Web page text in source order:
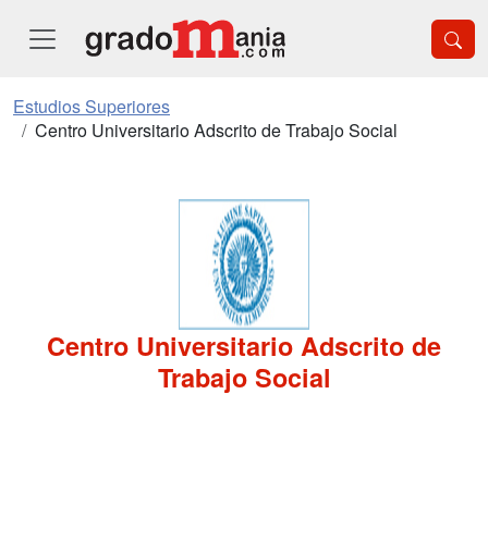
Estudios Superiores
Centro Universitario Adscrito de Trabajo Social
Centro Universitario Adscrito de
Trabajo Social